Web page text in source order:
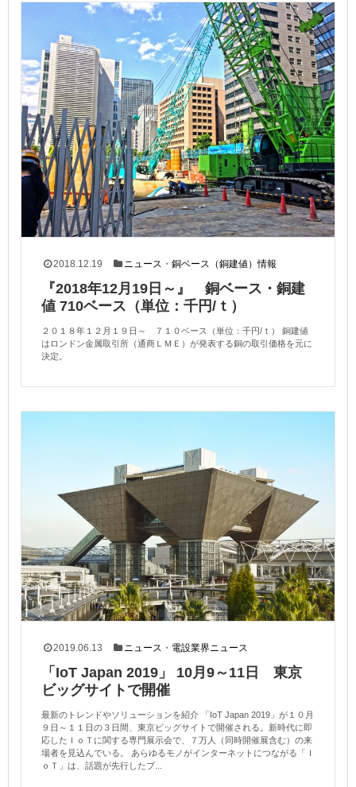
2018.12.19 ニュース ・銅ベース（銅建値）情報
『2018年12月19日～』 銅ベース・銅建
値 710ベース（単位：千円/ｔ）
２０１８年１２月１９日～ ７１０ベース（単位：千円/ｔ） 銅建値
はロンドン金属取引所（通商ＬＭＥ）が発表する銅の取引価格を元に
決定。
2019.06.13 ニュース ・ 電設業界ニュース
「IoT Japan 2019」 10月9～11日 東京
ビッグサイトで開催
最新のトレンドやソリューションを紹介 「IoT Japan 2019」が１０月
９日～１１日の３日間、東京ビッグサイトで開催される。新時代に即
応したＩｏＴに関する専門展示会で、７万人（同時開催展含む）の来
場者を見込んでいる。 あらゆるモノがインターネットにつながる「Ｉ
ｏＴ」は、話題が先行したブ...